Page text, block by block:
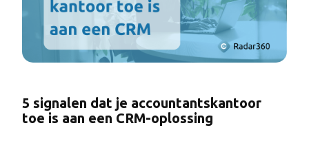
5 signalen dat je accountantskantoor
toe is aan een CRM-oplossing